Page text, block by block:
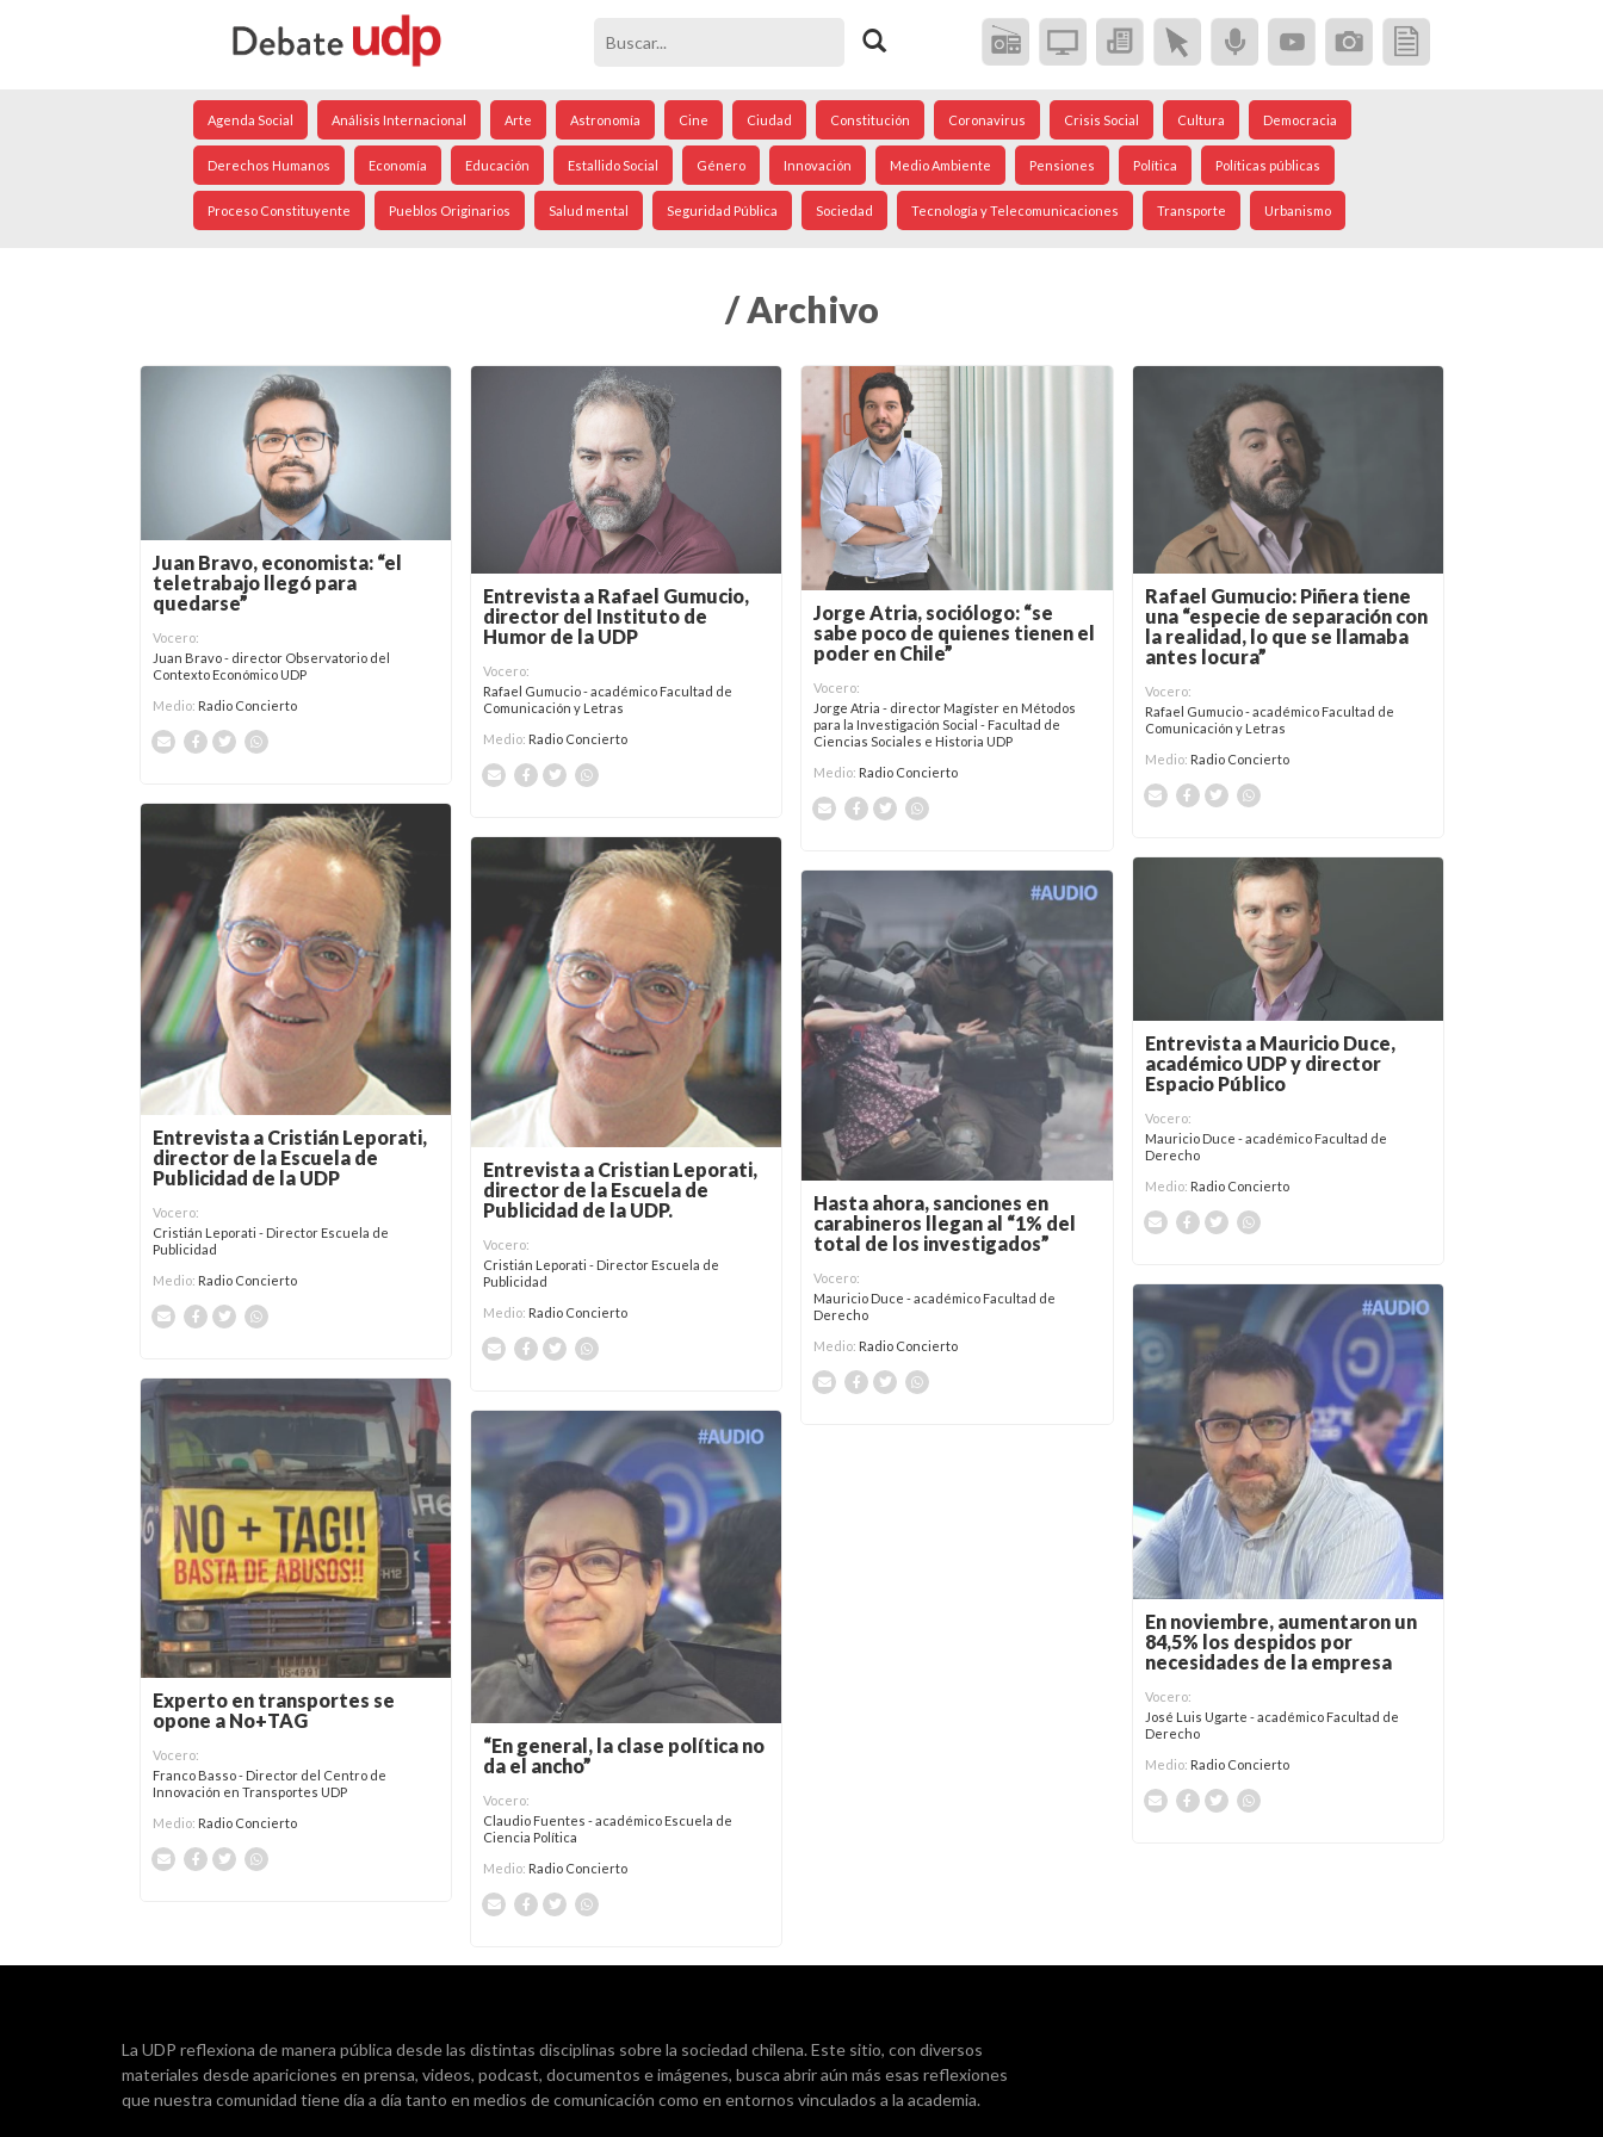
Agenda Social Análisis Internacional Arte Astronomía Cine Ciudad Constitución Coronavirus Crisis Social Cultura Democracia
Derechos Humanos Economía Educación Estallido Social Género Innovación Medio Ambiente Pensiones Política Políticas públicas
Proceso Constituyente Pueblos Originarios Salud mental Seguridad Pública Sociedad Tecnología y Telecomunicaciones Transporte Urbanismo
/ Archivo
Juan Bravo, economista: “el
teletrabajo llegó para
quedarse”
Vocero:
Juan Bravo - director Observatorio del
Contexto Económico UDP
Medio: Radio Concierto
Entrevista a Rafael Gumucio,
director del Instituto de
Humor de la UDP
Vocero:
Rafael Gumucio - académico Facultad de
Comunicación y Letras
Medio: Radio Concierto
Jorge Atria, sociólogo: “se
sabe poco de quienes tienen el
poder en Chile”
Vocero:
Jorge Atria - director Magíster en Métodos
para la Investigación Social - Facultad de
Ciencias Sociales e Historia UDP
Medio: Radio Concierto
Rafael Gumucio: Piñera tiene
una “especie de separación con
la realidad, lo que se llamaba
antes locura”
Vocero:
Rafael Gumucio - académico Facultad de
Comunicación y Letras
Medio: Radio Concierto
Entrevista a Cristián Leporati,
director de la Escuela de
Publicidad de la UDP
Vocero:
Cristián Leporati - Director Escuela de
Publicidad
Medio: Radio Concierto
Entrevista a Cristian Leporati,
director de la Escuela de
Publicidad de la UDP.
Vocero:
Cristián Leporati - Director Escuela de
Publicidad
Medio: Radio Concierto
Entrevista a Mauricio Duce,
académico UDP y director
Espacio Público
Vocero:
Mauricio Duce - académico Facultad de
Derecho
Medio: Radio Concierto
Hasta ahora, sanciones en
carabineros llegan al “1% del
total de los investigados”
Vocero:
Mauricio Duce - académico Facultad de
Derecho
Medio: Radio Concierto
En noviembre, aumentaron un
84,5% los despidos por
necesidades de la empresa
Vocero:
José Luis Ugarte - académico Facultad de
Derecho
Medio: Radio Concierto
Experto en transportes se
opone a No+TAG
Vocero:
Franco Basso - Director del Centro de
Innovación en Transportes UDP
Medio: Radio Concierto
“En general, la clase política no
da el ancho”
Vocero:
Claudio Fuentes - académico Escuela de
Ciencia Política
Medio: Radio Concierto
La UDP reflexiona de manera pública desde las distintas disciplinas sobre la sociedad chilena. Este sitio, con diversos
materiales desde apariciones en prensa, videos, podcast, documentos e imágenes, busca abrir aún más esas reflexiones
que nuestra comunidad tiene día a día tanto en medios de comunicación como en entornos vinculados a la academia.